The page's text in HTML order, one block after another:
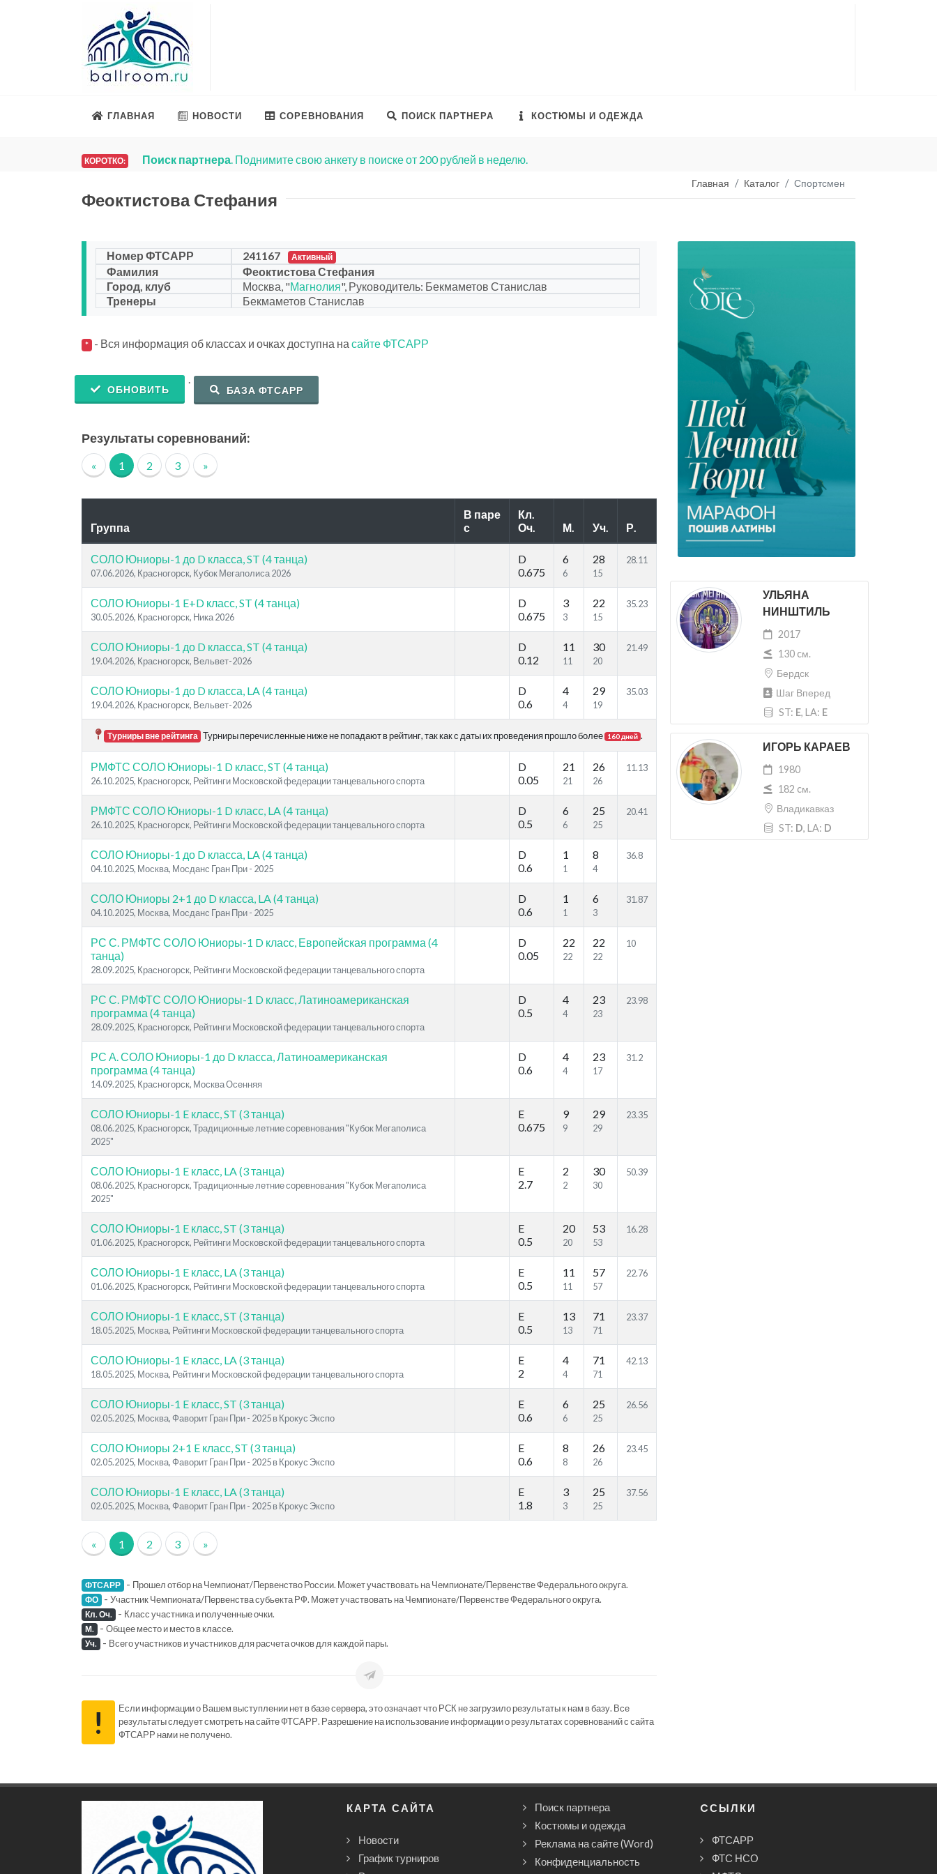
ГЛАВНАЯ НОВОСТИ СОРЕВНОВАНИЯ ПОИСК ПАРТНЕРА КОСТЮМЫ И ОДЕЖДА
КОРОТКО: Поиск партнера. Поднимите свою анкету в поиске от 200 рублей в неделю.
Главная Каталог Спортсмен
Феоктистова Стефания
УЛЬЯНА
НИНШТИЛЬ
2017
130 cм.
Бердск
Шаг Вперед
ST: E, LA: E
ИГОРЬ КАРАЕВ
1980
182 cм.
Владикавказ
ST: D, LA: D
Номер ФТСАРР 241167 Активный
Фамилия
Феоктистова Стефания
Город, клуб
Москва, "Магнолия", Руководитель: Бекмаметов Станислав
Тренеры
Бекмаметов Станислав
* - Вся информация об классах и очках доступна на сайте ФТСАРР
ОБНОВИТЬ
.
БАЗА ФТСАРР
Результаты соревнований:
« 1 2 3 »
Группа
В паре
с
Кл.
Оч.
М. Уч. Р.
СОЛО Юниоры-1 до D класса, ST (4 танца)
07.06.2026, Красногорск, Кубок Мегаполиса 2026
D
0.675
6
6
28
15
28.11
СОЛО Юниоры-1 E+D класс, ST (4 танца)
30.05.2026, Красногорск, Ника 2026
D
0.675
3
3
22
15
35.23
СОЛО Юниоры-1 до D класса, ST (4 танца)
19.04.2026, Красногорск, Вельвет-2026
D
0.12
11
11
30
20
21.49
СОЛО Юниоры-1 до D класса, LA (4 танца)
19.04.2026, Красногорск, Вельвет-2026
D
0.6
4
4
29
19
35.03
Турниры вне рейтинга Турниры перечисленные ниже не попадают в рейтинг, так как с даты их проведения прошло более 160 дней .
РМФТС СОЛО Юниоры-1 D класс, ST (4 танца)
26.10.2025, Красногорск, Рейтинги Московской федерации танцевального спорта
D
0.05
21
21
26
26
11.13
РМФТС СОЛО Юниоры-1 D класс, LA (4 танца)
26.10.2025, Красногорск, Рейтинги Московской федерации танцевального спорта
D
0.5
6
6
25
25
20.41
СОЛО Юниоры-1 до D класса, LA (4 танца)
04.10.2025, Москва, Мосданс Гран При - 2025
D
0.6
1
1
8
4
36.8
СОЛО Юниоры 2+1 до D класса, LA (4 танца)
04.10.2025, Москва, Мосданс Гран При - 2025
D
0.6
1
1
6
3
31.87
РС С. РМФТС СОЛО Юниоры-1 D класс, Европейская программа (4
танца)
28.09.2025, Красногорск, Рейтинги Московской федерации танцевального спорта
D
0.05
22
22
22
22
10
РС С. РМФТС СОЛО Юниоры-1 D класс, Латиноамериканская
программа (4 танца)
28.09.2025, Красногорск, Рейтинги Московской федерации танцевального спорта
D
0.5
4
4
23
23
23.98
РС А. СОЛО Юниоры-1 до D класса, Латиноамериканская
программа (4 танца)
14.09.2025, Красногорск, Москва Осенняя
D
0.6
4
4
23
17
31.2
СОЛО Юниоры-1 E класс, ST (3 танца)
08.06.2025, Красногорск, Традиционные летние соревнования "Кубок Мегаполиса
2025"
E
0.675
9
9
29
29
23.35
СОЛО Юниоры-1 E класс, LA (3 танца)
08.06.2025, Красногорск, Традиционные летние соревнования "Кубок Мегаполиса
2025"
E
2.7
2
2
30
30
50.39
СОЛО Юниоры-1 E класс, ST (3 танца)
01.06.2025, Красногорск, Рейтинги Московской федерации танцевального спорта
E
0.5
20
20
53
53
16.28
СОЛО Юниоры-1 E класс, LA (3 танца)
01.06.2025, Красногорск, Рейтинги Московской федерации танцевального спорта
E
0.5
11
11
57
57
22.76
СОЛО Юниоры-1 E класс, ST (3 танца)
18.05.2025, Москва, Рейтинги Московской федерации танцевального спорта
E
0.5
13
13
71
71
23.37
СОЛО Юниоры-1 E класс, LA (3 танца)
18.05.2025, Москва, Рейтинги Московской федерации танцевального спорта
E
2
4
4
71
71
42.13
СОЛО Юниоры-1 E класс, ST (3 танца)
02.05.2025, Москва, Фаворит Гран При - 2025 в Крокус Экспо
E
0.6
6
6
25
25
26.56
СОЛО Юниоры 2+1 E класс, ST (3 танца)
02.05.2025, Москва, Фаворит Гран При - 2025 в Крокус Экспо
E
0.6
8
8
26
26
23.45
СОЛО Юниоры-1 E класс, LA (3 танца)
02.05.2025, Москва, Фаворит Гран При - 2025 в Крокус Экспо
E
1.8
3
3
25
25
37.56
« 1 2 3 »
ФТСАРР - Прошел отбор на Чемпионат/Первенство России. Может участвовать на Чемпионате/Первенстве Федерального округа.
ФО - Участник Чемпионата/Первенства субьекта РФ. Может участвовать на Чемпионате/Первенстве Федерального округа.
Кл. Оч. - Класс участника и полученные очки.
М. - Общее место и место в классе.
Уч. - Всего участников и участников для расчета очков для каждой пары.
!
Если информации о Вашем выступлении нет в базе сервера, это означает что РСК не загрузило результаты к нам в базу. Все
результаты следует смотреть на сайте ФТСАРР. Разрешение на использование информации о результатах соревнований с сайта
ФТСАРР нами не получено.
КАРТА САЙТА
Новости
График турниров
Поиск партнера
Костюмы и одежда
Реклама на сайте (Word)
Конфиденциальность
CСЫЛКИ
ФТСАРР
ФТС НСО